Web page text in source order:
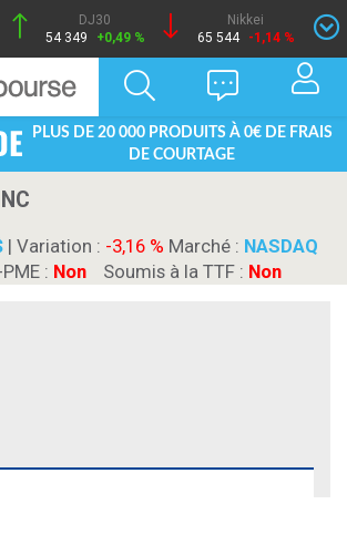
DJ30
54 349
+0,49 %
Nikkei
65 544 -1,14 %
PLUS DE 20 000 PRODUITS À 0€ DE FRAIS
DE COURTAGE
| Variation : -3,16 % Marché : NASDAQ
: Non Soumis à la TTF : Non